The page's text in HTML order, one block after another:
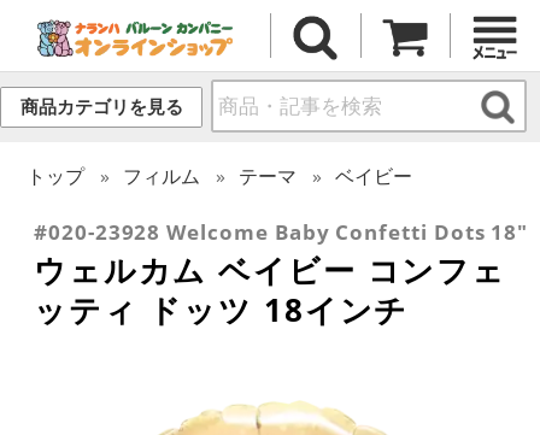
商品カテゴリを見る
トップ フィルム テーマ ベイビー
#020-23928 Welcome Baby Confetti Dots 18"
ウェルカム ベイビー コンフェ
ッティ ドッツ 18インチ